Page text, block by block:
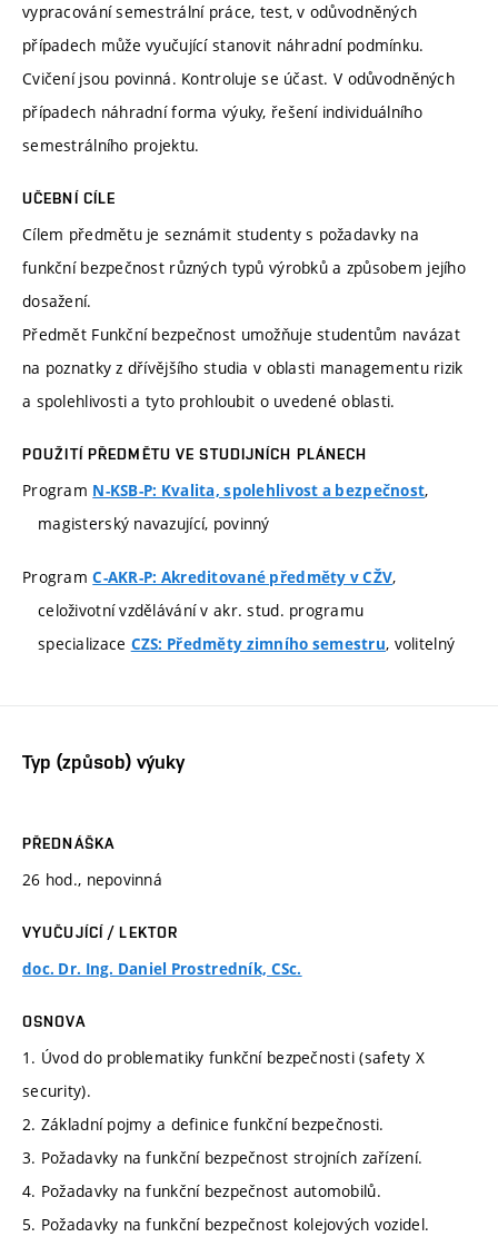
vypracování semestrální práce, test, v odůvodněných
případech může vyučující stanovit náhradní podmínku.
Cvičení jsou povinná. Kontroluje se účast. V odůvodněných
případech náhradní forma výuky, řešení individuálního
semestrálního projektu.
UČEBNÍ CÍLE
Cílem předmětu je seznámit studenty s požadavky na
funkční bezpečnost různých typů výrobků a způsobem jejího
dosažení.
Předmět Funkční bezpečnost umožňuje studentům navázat
na poznatky z dřívějšího studia v oblasti managementu rizik
a spolehlivosti a tyto prohloubit o uvedené oblasti.
POUŽITÍ PŘEDMĚTU VE STUDIJNÍCH PLÁNECH
Program N-KSB-P: Kvalita, spolehlivost a bezpečnost,
magisterský navazující, povinný
ProgramC-AKR-P: Akreditované předměty v CŽV,
celoživotní vzdělávání v akr. stud. programu
specializace CZS: Předměty zimního semestru, volitelný
Typ (způsob) výuky
PŘEDNÁŠKA
26 hod., nepovinná
VYUČUJÍCÍ / LEKTOR
doc. Dr. Ing. Daniel Prostredník, CSc.
OSNOVA
1. Úvod do problematiky funkční bezpečnosti (safety X
security).
2. Základní pojmy a definice funkční bezpečnosti.
3. Požadavky na funkční bezpečnost strojních zařízení.
4. Požadavky na funkční bezpečnost automobilů.
5. Požadavky na funkční bezpečnost kolejových vozidel.